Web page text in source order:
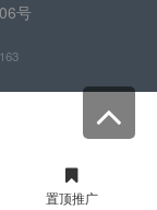
号
置顶推广